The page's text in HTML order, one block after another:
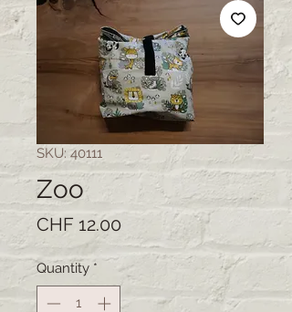
SKU: 40111
Zoo
CHF 12.00Price
Quantity *